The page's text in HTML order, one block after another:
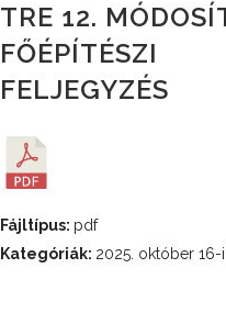
TRE 12.
FŐÉPÍTÉSZI
FELJEGYZÉS
Fájltípus: pdf
Kategóriák: 2025. október 16-